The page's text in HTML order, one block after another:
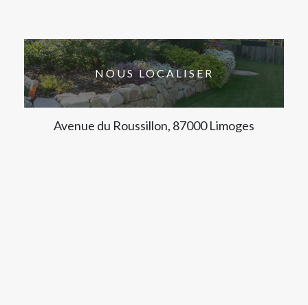
NOUS LOCALISER
Avenue du Roussillon, 87000 Limoges